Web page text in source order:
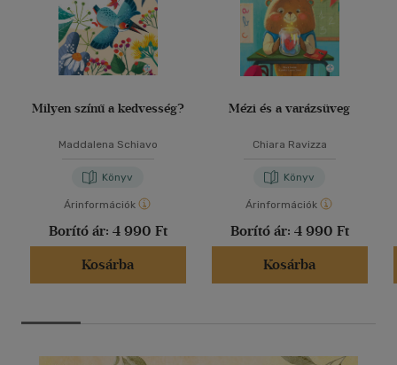
Milyen színű a kedvesség?
Maddalena Schiavo
Könyv
Árinformációk
Borító ár: 4 990 Ft
Kosárba
Mézi és a varázsüveg
Chiara Ravizza
Könyv
Árinformációk
Borító ár: 4 990 Ft
Kosárba